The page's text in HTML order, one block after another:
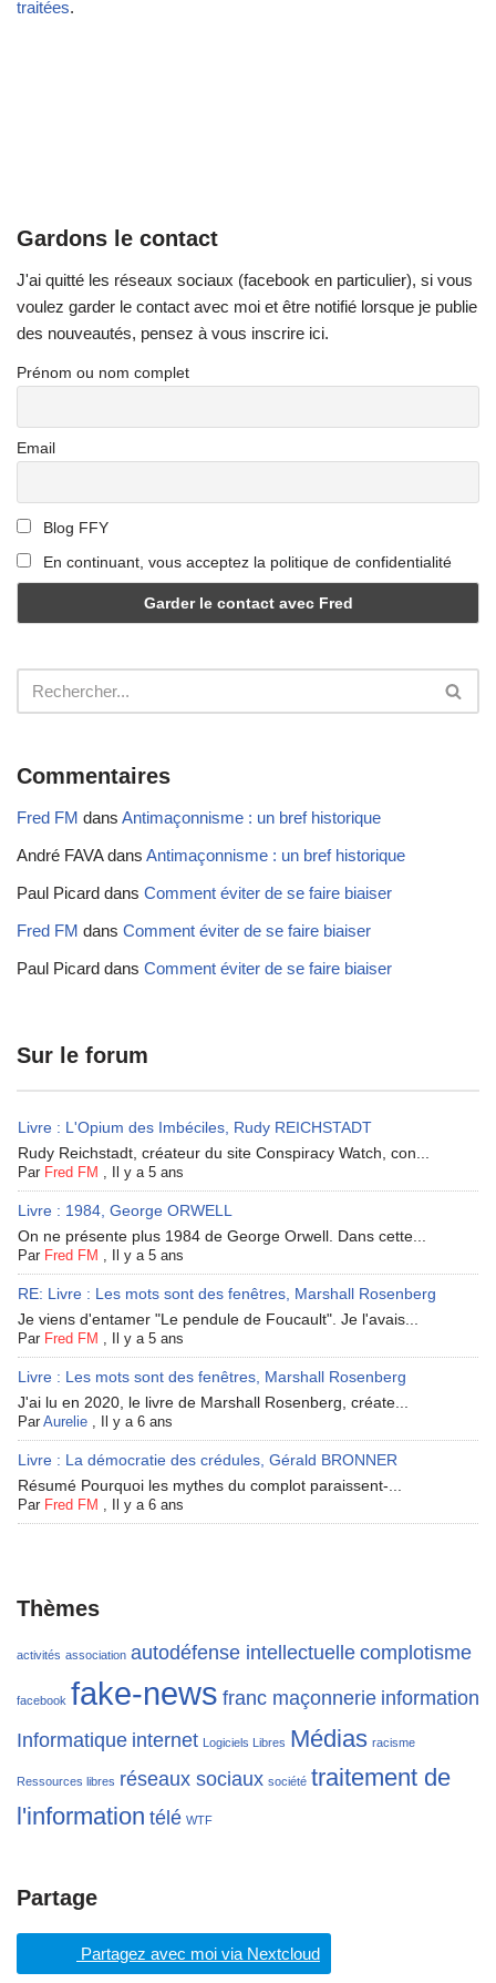
traitées.
Gardons le contact
J'ai quitté les réseaux sociaux (facebook en particulier), si vous
voulez garder le contact avec moi et être notifié lorsque je publie
des nouveautés, pensez à vous inscrire ici.
Prénom ou nom complet
Email
Blog FFY
En continuant, vous acceptez la politique de confidentialité
Commentaires
Fred FM dans Antimaçonnisme : un bref historique
André FAVAdans Antimaçonnisme : un bref historique
Paul Picard dans Comment éviter de se faire biaiser
Fred FM dans Comment éviter de se faire biaiser
Paul Picard dans Comment éviter de se faire biaiser
Sur le forum
Livre : L'Opium des Imbéciles, Rudy REICHSTADT
Rudy Reichstadt, créateur du site Conspiracy Watch, con...
Par Fred FM , Il y a 5 ans
Livre : 1984, George ORWELL
On ne présente plus 1984 de George Orwell. Dans cette...
Par Fred FM , Il y a 5 ans
RE: Livre : Les mots sont des fenêtres, Marshall Rosenberg
Je viens d'entamer "Le pendule de Foucault". Je l'avais...
Par Fred FM , Il y a 5 ans
Livre : Les mots sont des fenêtres, Marshall Rosenberg
J'ai lu en 2020, le livre de Marshall Rosenberg, créate...
Par Aurelie , Il y a 6 ans
Livre : La démocratie des crédules, Gérald BRONNER
Résumé Pourquoi les mythes du complot paraissent-...
Par Fred FM , Il y a 6 ans
Thèmes
activités association autodéfense intellectuelle complotisme
facebook fake-news franc maçonnerie information
Informatique internet Logiciels Libres Médias racisme
Ressources libres réseaux sociaux société traitement de
l'information télé WTF
Partage
Partagez avec moi via Nextcloud